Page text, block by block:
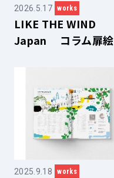
2026.5.17 works
LIKE THE WIND
Japan コラム扉絵
2025.9.18 works